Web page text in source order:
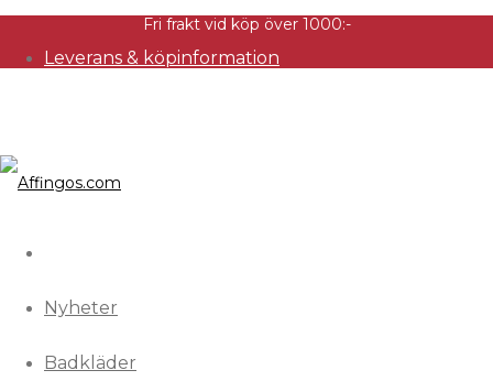
Fri frakt vid köp över 1000:-
Leverans & köpinformation
Nyheter
Badkläder